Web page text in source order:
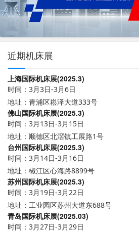
近期机床展
上海国际机床展(2025.3)
时间：3月3日-3月6日
地址：青浦区崧泽大道333号
佛山国际机床展(2025.3)
时间：3月13日-3月15日
地址：顺德区北滘镇工展路1号
台州国际机床展(2025.3)
时间：3月14日-3月16日
地址：椒江区心海路8899号
苏州国际机床展(2025.3)
时间：3月19日-3月22日
地址：工业园区苏州大道东688号
青岛国际机床展(2025.03)
时间：3月27日-3月29日